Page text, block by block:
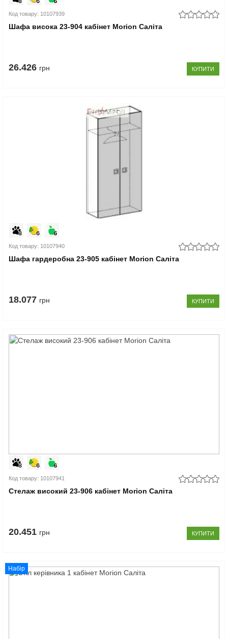
Код товару: 10107939
Шафа висока 23-904 кабінет Morion Саліта
26.426 грн КУПИТИ
Код товару: 10107940
Шафа гардеробна 23-905 кабінет Morion Саліта
18.077 грн КУПИТИ
Код товару: 10107941
Стелаж високий 23-906 кабінет Morion Саліта
20.451 грн КУПИТИ
Набір